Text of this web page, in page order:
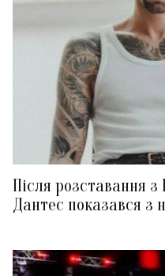
Після розставання
Дантес показався з